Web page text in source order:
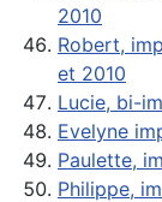
2010
Robert,
et 2010
Lucie, bi-
Evelyne
Paulette,
Philippe,